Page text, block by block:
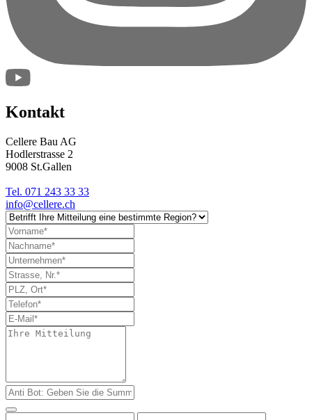
Kontakt
Cellere Bau AG
Hodlerstrasse 2
9008 St.Gallen
Tel. 071 243 33 33
info@cellere.ch